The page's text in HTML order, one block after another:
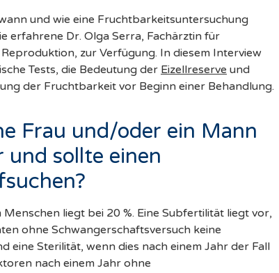
und wie eine Fruchtbarkeitsuntersuchung
erfahrene Dr. Olga Serra, Fachärztin für
zur Verfügung. In diesem Interview
Tests, die Bedeutung der Eizellreserve
der Fruchtbarkeit vor Beginn einer Behandlung.
Frau und/oder ein Mann
sollte einen
liegt bei 20 %. Eine Subfertilität liegt vor,
ohne Schwangerschaftsversuch keine
eine Sterilität, wenn dies nach einem Jahr der Fall
nach einem Jahr ohne